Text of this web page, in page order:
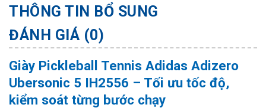
THÔNG TIN BỔ SUNG
ĐÁNH GIÁ (0)
Giày Pickleball Tennis Adidas Adizero
Ubersonic 5 IH2556 – Tối ưu tốc độ,
kiểm soát từng bước chạy